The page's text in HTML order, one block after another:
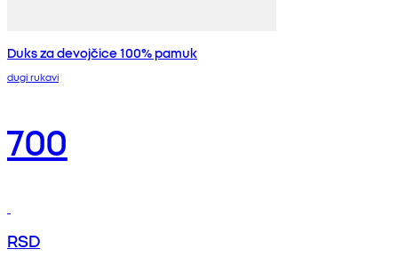
Duks za devojčice 100% pamuk
dugi rukavi
700
RSD